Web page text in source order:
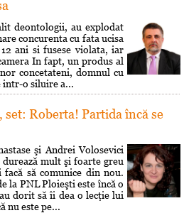
deontologii, au explodat
concurenta cu fata ucisa
ani si fusese violata, iar
In fapt, un produs al
concetateni, domnul cu
intr-o siluire a...
set: Roberta! Partida încă se
şi Andrei Volosevici
mult şi foarte greu
să comunice din nou.
la PNL Ploieşti este încă o
dorit să îi dea o lecţie lui
nu este pe...